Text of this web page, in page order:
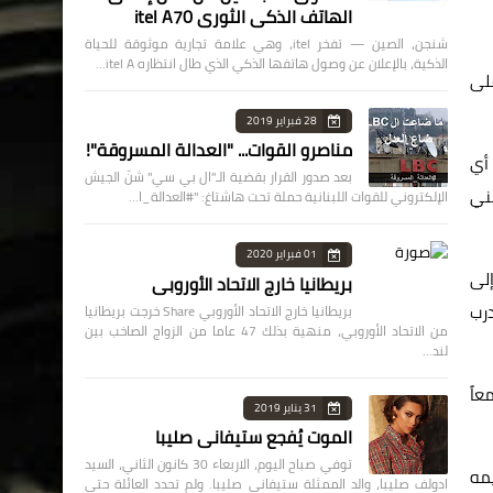
أي
الهاتف الذكي الثوري itel A70
شنجن، الصين — تفخر itel، وهي علامة تجارية موثوقة للحياة
الذكية، بالإعلان عن وصول هاتفها الذكي الذي طال انتظاره itel A…
28 فبراير 2019
مناصرو القوات... "العدالة المسروقة"!
بعد صدور القرار بقضية الـ"ال بي سي" شنّ الجيش
الإلكتروني للقوات اللبنانية حملة تحت هاشتاغ: "#العدالة_ا…
01 فبراير 2020
بريطانيا خارج الاتحاد الأوروبي
بريطانيا خارج الاتحاد الأوروبي Share خرجت بريطانيا
من الاتحاد الأوروبي، منهية بذلك 47 عاما من الزواج الصاخب بين
لند…
31 يناير 2019
الموت يُفجع ستيفاني صليبا
توفي صباح اليوم، الاربعاء 30 كانون الثاني، السيد
ادولف صليبا، والد الممثلة ستيفاني صليبا. ولم تحدد العائلة حتى